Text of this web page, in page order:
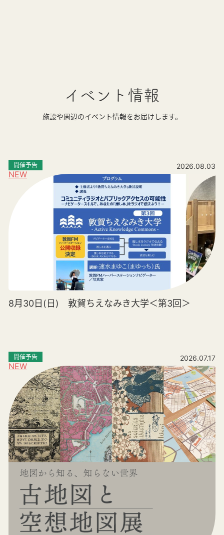
イベント情報
施設や周辺のイベント情報をお届けします。
NEW
開催予告 2026.08.03
8月30日(日) 敦賀ちえなみき大学＜第3回＞
NEW
開催予告 2026.07.17